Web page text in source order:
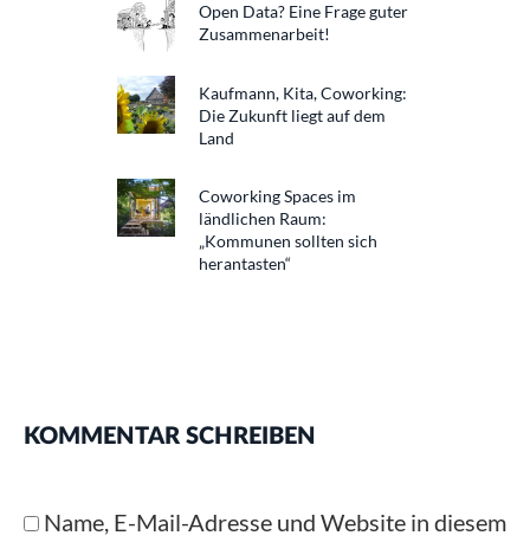
Open Data? Eine Frage guter
Zusammenarbeit!
Kaufmann, Kita, Coworking:
Die Zukunft liegt auf dem
Land
Coworking Spaces im
ländlichen Raum:
„Kommunen sollten sich
herantasten“
KOMMENTAR SCHREIBEN
Name, E-Mail-Adresse und Website in diesem